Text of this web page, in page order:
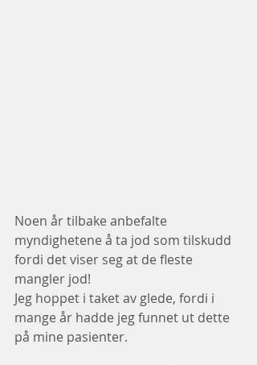
Noen år tilbake anbefalte
myndighetene å ta jod som tilskudd
fordi det viser seg at de fleste
mangler jod!
Jeg hoppet i taket av glede, fordi i
mange år hadde jeg funnet ut dette
på mine pasienter.